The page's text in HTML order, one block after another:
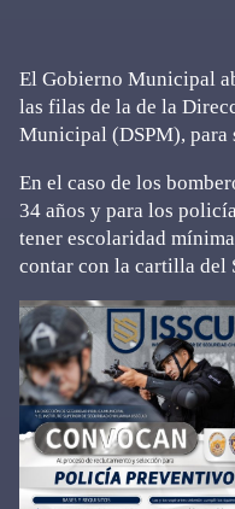
El Gobierno Municipal
las filas de la de la
Municipal (DSPM),
En el caso de los
34 años y para los
tener escolaridad
contar con la cartilla